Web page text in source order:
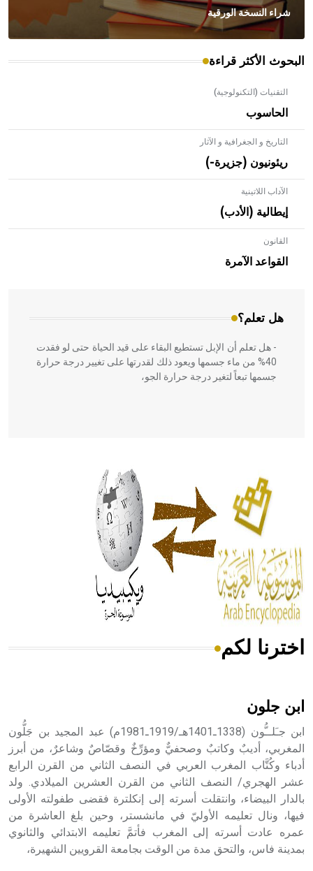
شراء النسخة الورقية
البحوث الأكثر قراءة
التقنيات (التكنولوجية)
الحاسوب
التاريخ و الجغرافية و الآثار
ريئونيون (جزيرة-)
الآداب اللاتينية
إيطالية (الأدب)
القانون
القواعد الآمرة
هل تعلم؟
- هل تعلم أن الأبلق نوع من الفنون الهندسية التي ارتبطت
بالعمارة الإسلامية في بلاد الشام ومصر خاصة، حيث يحرص
المعمار على بناء مداميكه وخاصة في الواجهات
- هل تعلم أن الإبل تستطيع البقاء على قيد الحياة حتى لو فقدت
40% من ماء جسمها ويعود ذلك لقدرتها على تغيير درجة حرارة
جسمها تبعاً لتغير درجة حرارة الجو،
الحكم، الأدلة، تنظيم التغذية، ورسالته في جروح الرأس. ويعود
له الفضل بأنه حرر الطب من الدين والفلسفة.
- هل تعلم أن المرجان إفراز حيواني يتكون في البحر ويتركب
من مادة كربونات الكلسيوم، وهو أحمر أو شديد الحمرة وهو
أجود أنواعه، ويمتاز بكبر الحجم ويسمى الش
هل تعلم أن الأبسيد كلمة فرنسية اللفظ تم اعتمادها مصطلحاً
- هل تعلم أن أبجر Abgar اسم معروف جيداً يعود إلى عدد من
الملوك الذين حكموا مدينة إديسا (الرها) من أبجر الأول وحتى
التاسع، وهم ينتسبون إلى أسرة أوسروين
اخترنا لكم
ابن جلون
ابن جـَلــُّون (1338ـ1401هـ/1919ـ1981م) عبد المجيد بن جَلُّون
المغربي، أديبٌ وكاتبٌ وصحفيٌّ ومؤرِّخٌ وقصّاصٌ وشاعرٌ، من أبرز
أدباء وكُتَّاب المغرب العربي في النصف الثاني من القرن الرابع
عشر الهجري/ النصف الثاني من القرن العشرين الميلادي. ولد
بالدار البيضاء، وانتقلت أسرته إلى إنكلترة فقضى طفولته الأولى
فيها، ونال تعليمه الأوليّ في مانشستر، وحين بلغ العاشرة من
عمره عادت أسرته إلى المغرب فأتمَّ تعليمه الابتدائي والثانوي
بمدينة فاس، والتحق مدة من الوقت بجامعة القرويين الشهيرة،